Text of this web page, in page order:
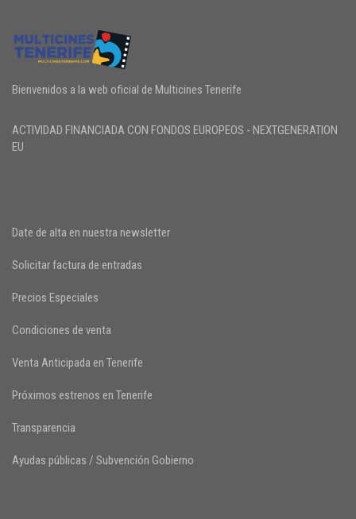
Bienvenidos a la web oficial de Multicines Tenerife
ACTIVIDAD FINANCIADA CON FONDOS EUROPEOS - NEXTGENERATION
EU
Date de alta en nuestra newsletter
Solicitar factura de entradas
Precios Especiales
Condiciones de venta
Venta Anticipada en Tenerife
Próximos estrenos en Tenerife
Transparencia
Ayudas públicas / Subvención Gobierno